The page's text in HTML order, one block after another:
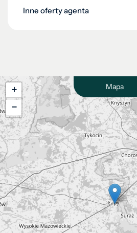
Inne oferty agenta
Mapa
+
−